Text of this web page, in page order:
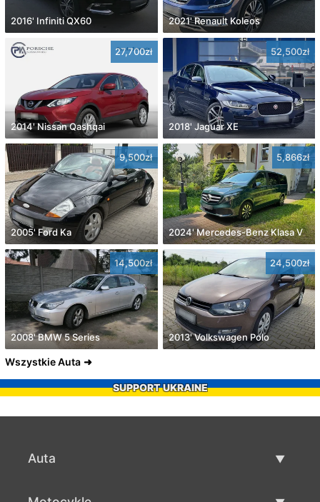
2016' Infiniti QX60 2021' Renault Koleos
27,700zł
2014' Nissan Qashqai
52,500zł
2018' Jaguar XE
9,500zł
2005' Ford Ka
5,866zł
2024' Mercedes-Benz Klasa V
14,500zł
2008' BMW 5 Series
24,500zł
2013' Volkswagen Polo
Wszystkie Auta
SUPPORT UKRAINE
Auta